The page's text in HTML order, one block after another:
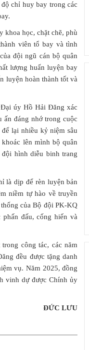
chỉ huy bay trong các
khoa học, chặt chẽ, phù
viên tổ bay và tình
đội ngũ cán bộ quân
lượng huấn luyện bay
luyện hoàn thành tốt và
úy Hồ Hải Đăng xác
đáng nhớ trong cuộc
lại nhiều kỷ niệm sâu
lên mình bộ quân
hình diễu binh trang
là dịp để rèn luyện bản
niềm tự hào về truyền
của Bộ đội PK-KQ
đấu, cống hiến và
công tác, các năm
đều được tặng danh
vụ. Năm 2025, đồng
vinh dự được Chính ủy
ĐỨC LƯU